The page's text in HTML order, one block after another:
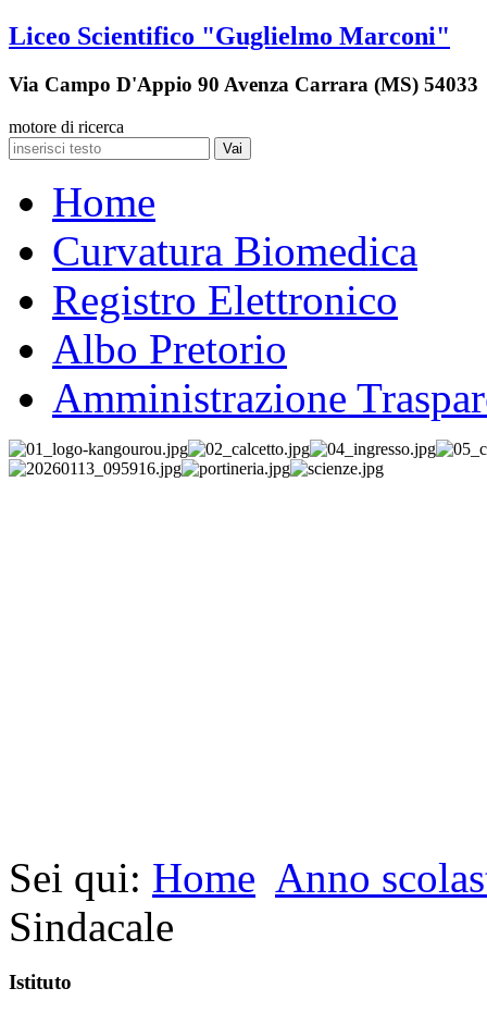
Liceo Scientifico "Guglielmo Marconi"
Via Campo D'Appio 90 Avenza Carrara (MS) 54033
motore di ricerca
Vai
Home
Curvatura Biomedica
Registro Elettronico
Albo Pretorio
Amministrazione
Sei qui: Home Anno
Sindacale
Istituto